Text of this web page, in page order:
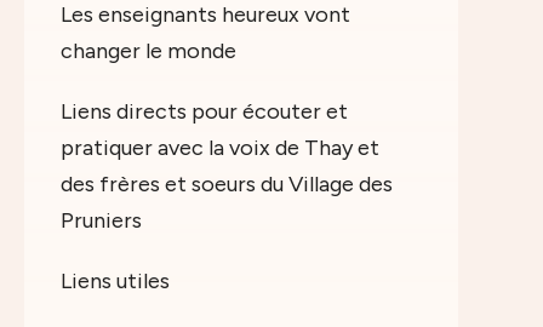
Les enseignants heureux vont
changer le monde
Liens directs pour écouter et
pratiquer avec la voix de Thay et
des frères et soeurs du Village des
Pruniers
Liens utiles